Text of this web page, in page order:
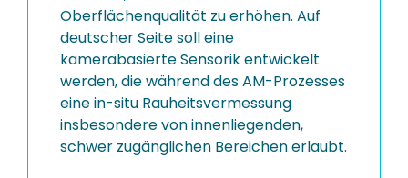
Oberflächenqualität zu erhöhen. Auf
deutscher Seite soll eine
kamerabasierte Sensorik entwickelt
werden, die während des AM-Prozesses
eine in-situ Rauheitsvermessung
insbesondere von innenliegenden,
schwer zugänglichen Bereichen erlaubt.